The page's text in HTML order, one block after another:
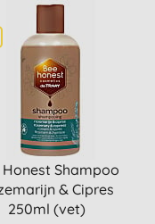
Honest Shampoo
& Cipres
250ml (vet)